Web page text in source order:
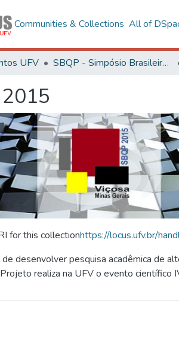
Communities & Collections All of
UFV SBQP - Simpósio Brasileiro de Qualidade do Projeto no Ambiente Construído
for this collectionhttps://locus.ufv.br/
de desenvolver pesquisa acadêmica de
realiza na UFV o evento